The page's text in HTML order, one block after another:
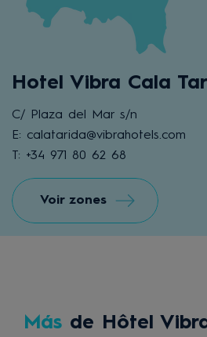
Hotel Vibra Cala
C/ Plaza del Mar s/n
E: calatarida@vibrahotels.com
T: +34 971 80 62 68
Voir zones
Más de Hôtel